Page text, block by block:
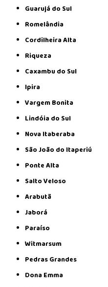
Guarujá do Sul
Romelândia
Cordilheira Alta
Riqueza
Caxambu do Sul
Ipira
Vargem Bonita
Lindóia do Sul
Nova Itaberaba
São João do Itaperiú
Ponte Alta
Salto Veloso
Arabutã
Jaborá
Paraíso
Witmarsum
Pedras Grandes
Dona Emma